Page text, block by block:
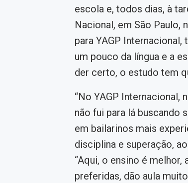
escola e, todos dias, à
Nacional, em São Paulo,
para YAGP
um pouco da língua e a
der certo, o estudo tem
“No YAGP Internacional,
não fui para lá buscando
em bailarinos mais
disciplina e superação,
“Aqui, o ensino é melhor,
preferidas, dão aula